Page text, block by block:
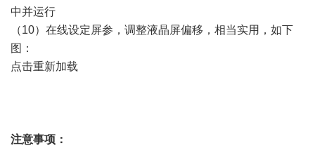
中并运行
（10）在线设定屏参，调整液晶屏偏移，相当实用，如下
图：
点击重新加载
注意事项：